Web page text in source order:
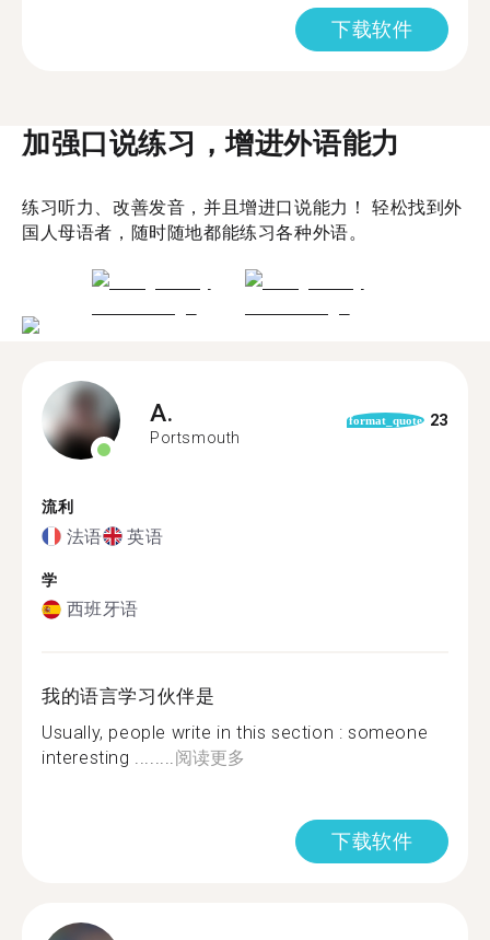
下载软件
加强口说练习，增进外语能力
练习听力、改善发音，并且增进口说能力！ 轻松找到外
国人母语者，随时随地都能练习各种外语。
A.
Portsmouth
format_quote 23
流利
法语 英语
学
西班牙语
我的语言学习伙伴是
Usually, people write in this section : someone
interesting ........阅读更多
下载软件